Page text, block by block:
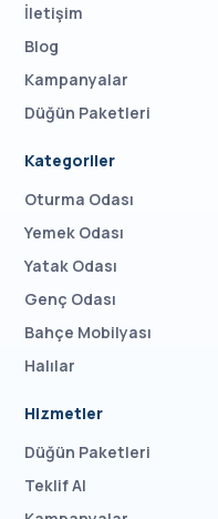
İletişim
Blog
Kampanyalar
Düğün Paketleri
Kategoriler
Oturma Odası
Yemek Odası
Yatak Odası
Genç Odası
Bahçe Mobilyası
Halılar
Hizmetler
Düğün Paketleri
Teklif Al